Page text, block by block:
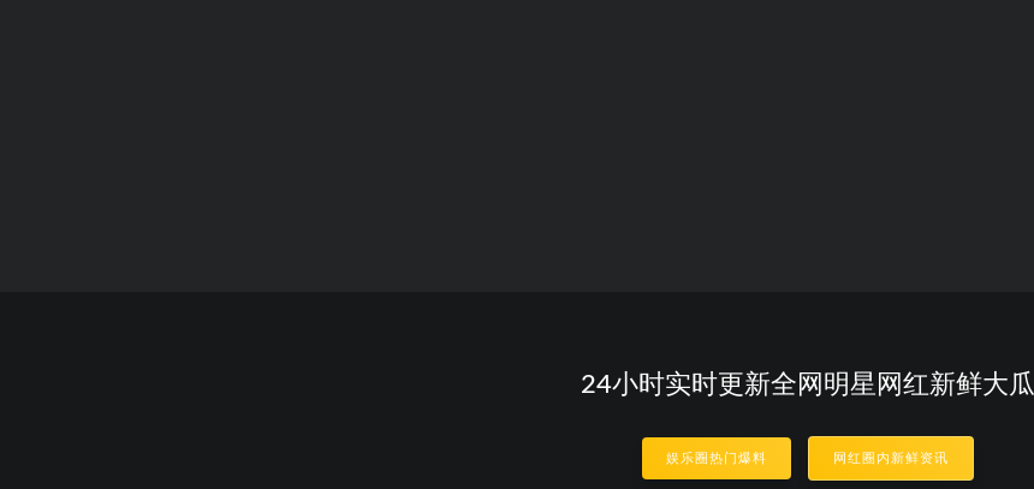
24小时实时更新全网明星网红新鲜大瓜
娱乐圈热门爆料 网红圈内新鲜资讯